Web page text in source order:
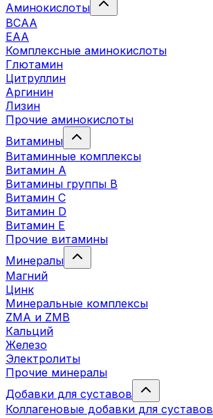
Аминокислоты
BCAA
EAA
Комплексные аминокислоты
Глютамин
Цитруллин
Аргинин
Лизин
Прочие аминокислоты
Витамины
Витаминные комплексы
Витамин А
Витамины группы В
Витамин C
Витамин D
Витамин Е
Прочие витамины
Минералы
Магний
Цинк
Минеральные комплексы
ZMA и ZMB
Кальций
Железо
Электролиты
Прочие минералы
Добавки для суставов
Коллагеновые добавки для суставов